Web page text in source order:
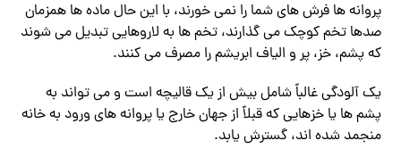
پروانه ها فرش های شما را نمی خورند، با این حال ماده ها همزمان
صدها تخم کوچک می گذارند، تخم ها به لاروهایی تبدیل می شوند
که پشم، خز، پر و الیاف ابریشم را مصرف می کنند.
یک آلودگی غالباً شامل بیش از یک قالیچه است و می تواند به
پشم ها یا خزهایی که قبلاً از جهان خارج یا پروانه های ورود به خانه
منجمد شده اند، گسترش یابد.